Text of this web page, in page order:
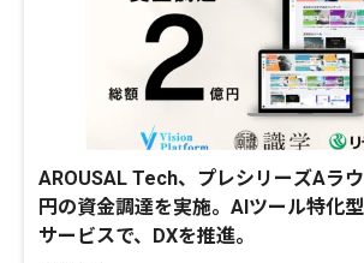
AROUSAL Tech、プレシリーズAラ
円の資金調達を実施。AIツール特化
サービスで、DXを推進。